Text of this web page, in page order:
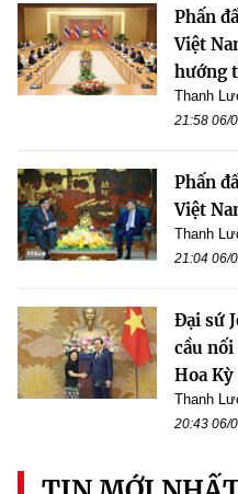
Phấn
Việt
hướng
Thanh
21:58 06/
Phấn
Việt
Thanh
21:04 06/
Đại sứ
cầu nối
Hoa Kỳ
Thanh
20:43 06/